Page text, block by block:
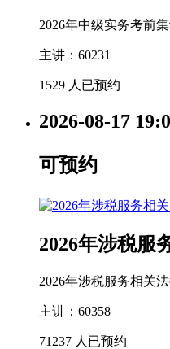
2026年中级实务考前
主讲：60231
1529 人已预约
2026-08-17
可预约
2026年涉税服
2026年涉税服务相关
主讲：60358
71237 人已预约